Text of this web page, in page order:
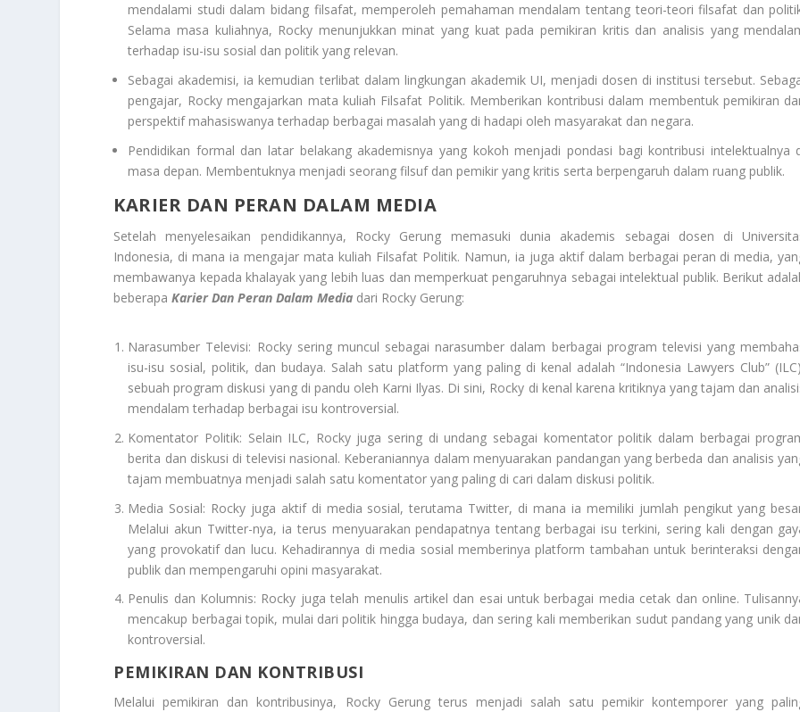
mendalami studi dalam bidang filsafat, memperoleh pemahaman mendalam tentang teori-teori filsafat dan
Selama masa kuliahnya, Rocky menunjukkan minat yang kuat pada pemikiran kritis dan analisis yang
terhadap isu-isu sosial dan politik yang relevan.
Sebagai akademisi, ia kemudian terlibat dalam lingkungan akademik UI, menjadi dosen di institusi tersebut.
pengajar, Rocky mengajarkan mata kuliah Filsafat Politik. Memberikan kontribusi dalam membentuk pemikiran
perspektif mahasiswanya terhadap berbagai masalah yang di hadapi oleh masyarakat dan negara.
Pendidikan formal dan latar belakang akademisnya yang kokoh menjadi pondasi bagi kontribusi intelektualnya
masa depan. Membentuknya menjadi seorang filsuf dan pemikir yang kritis serta berpengaruh dalam ruang publik.
KARIER DAN PERAN DALAM MEDIA
Setelah menyelesaikan pendidikannya, Rocky Gerung memasuki dunia akademis sebagai dosen di
Indonesia, di mana ia mengajar mata kuliah Filsafat Politik. Namun, ia juga aktif dalam berbagai peran di media,
membawanya kepada khalayak yang lebih luas dan memperkuat pengaruhnya sebagai intelektual publik. Berikut
beberapaKarier Dan Peran Dalam Media dari Rocky Gerung:
Narasumber Televisi: Rocky sering muncul sebagai narasumber dalam berbagai program televisi yang
isu-isu sosial, politik, dan budaya. Salah satu platform yang paling di kenal adalah “Indonesia Lawyers Club”
sebuah program diskusi yang di pandu oleh Karni Ilyas. Di sini, Rocky di kenal karena kritiknya yang tajam dan
mendalam terhadap berbagai isu kontroversial.
Komentator Politik: Selain ILC, Rocky juga sering di undang sebagai komentator politik dalam berbagai
berita dan diskusi di televisi nasional. Keberaniannya dalam menyuarakan pandangan yang berbeda dan analisis
tajam membuatnya menjadi salah satu komentator yang paling di cari dalam diskusi politik.
Media Sosial: Rocky juga aktif di media sosial, terutama Twitter, di mana ia memiliki jumlah pengikut yang
Melalui akun Twitter-nya, ia terus menyuarakan pendapatnya tentang berbagai isu terkini, sering kali dengan
yang provokatif dan lucu. Kehadirannya di media sosial memberinya platform tambahan untuk berinteraksi
publik dan mempengaruhi opini masyarakat.
Penulis dan Kolumnis: Rocky juga telah menulis artikel dan esai untuk berbagai media cetak dan online.
mencakup berbagai topik, mulai dari politik hingga budaya, dan sering kali memberikan sudut pandang yang unik
kontroversial.
PEMIKIRAN DAN KONTRIBUSI
Melalui pemikiran dan kontribusinya, Rocky Gerung terus menjadi salah satu pemikir kontemporer yang